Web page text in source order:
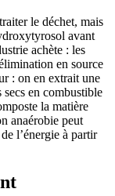
le déchet, mais
avant
achète : les
en source
: on en extrait une
en combustible
la matière
anaérobie peut
l’énergie à partir